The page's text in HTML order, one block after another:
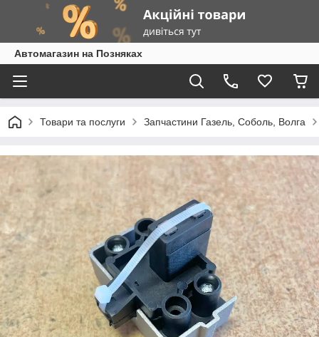
Автомагазин на Позняках
Товари та послуги Запчастини Газель, Соболь, Волга